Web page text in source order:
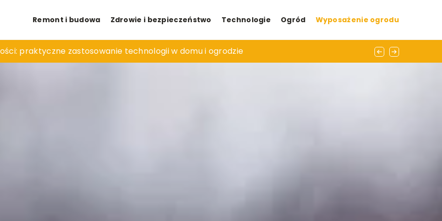
Remont i budowa Zdrowie i bezpieczeństwo Technologie Ogród Wyposażenie ogrodu
zlewozmywaka kuchennego – materiały, style i funkcje
praktyczne zastosowanie technologii w domu i ogrodzie
naturalnych siedlisk dla owadów w ogrodzie?